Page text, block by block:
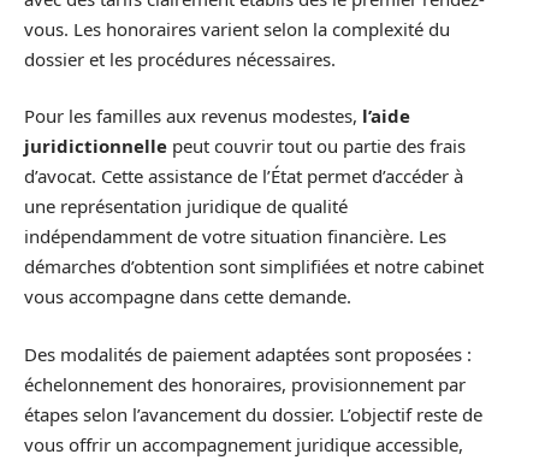
vous. Les honoraires varient selon la complexité du
dossier et les procédures nécessaires.
Pour les familles aux revenus modestes, l’aide
juridictionnelle peut couvrir tout ou partie des frais
d’avocat. Cette assistance de l’État permet d’accéder à
une représentation juridique de qualité
indépendamment de votre situation financière. Les
démarches d’obtention sont simplifiées et notre cabinet
vous accompagne dans cette demande.
Des modalités de paiement adaptées sont proposées :
échelonnement des honoraires, provisionnement par
étapes selon l’avancement du dossier. L’objectif reste de
vous offrir un accompagnement juridique accessible,